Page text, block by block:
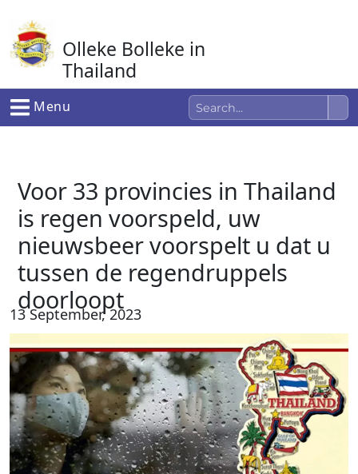
naar
de
inhoud
Olleke Bolleke in
Thailand
In Thailand
Menu
Voor 33 provincies in Thailand
is regen voorspeld, uw
nieuwsbeer voorspelt u dat u
tussen de regendruppels
doorloopt
13 September, 2023